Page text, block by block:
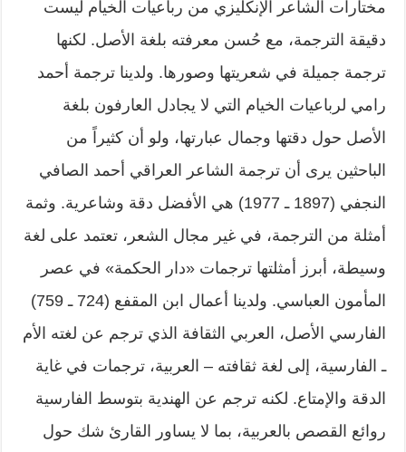
مختارات الشاعر الإنكليزي من رباعيات الخيام ليست
دقيقة الترجمة، مع حُسن معرفته بلغة الأصل. لكنها
ترجمة جميلة في شعريتها وصورها. ولدينا ترجمة أحمد
رامي لرباعيات الخيام التي لا يجادل العارفون بلغة
الأصل حول دقتها وجمال عبارتها، ولو أن كثيراً من
الباحثين يرى أن ترجمة الشاعر العراقي أحمد الصافي
النجفي (1897 ـ 1977) هي الأفضل دقة وشاعرية. وثمة
أمثلة من الترجمة، في غير مجال الشعر، تعتمد على لغة
وسيطة، أبرز أمثلتها ترجمات «دار الحكمة» في عصر
المأمون العباسي. ولدينا أعمال ابن المقفع (724 ـ 759)
الفارسي الأصل، العربي الثقافة الذي ترجم عن لغته الأم
ـ الفارسية، إلى لغة ثقافته – العربية، ترجمات في غاية
الدقة والإمتاع. لكنه ترجم عن الهندية بتوسط الفارسية
روائع القصص بالعربية، بما لا يساور القارئ شك حول